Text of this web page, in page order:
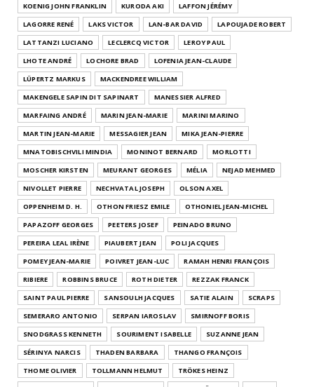
KOENIG JOHN FRANKLIN
KURODA AKI
LAFFON JÉRÉMY
LAGORRE RENÉ
LAKS VICTOR LAN-BAR DAVID
LAPOUJADE ROBERT
LATTANZI LUCIANO
LECLERCQ VICTOR
LEROY PAUL
LHOTE ANDRÉ
LOCHORE BRAD
LOFENIA JEAN-CLAUDE
LÜPERTZ MARKUS
MACKENDREE WILLIAM
MAKENGELE SAPIN DIT SAPINART
MANESSIER ALFRED
MARFAING ANDRÉ
MARIN JEAN-MARIE
MARINI MARINO
MARTIN JEAN-MARIE
MESSAGIER JEAN
MIKA JEAN-PIERRE
MNATOBISCHVILI MINDIA
MONINOT BERNARD
MORLOTTI
MOSCHER KIRSTEN
MEURANT GEORGES MÉLIA
NEJAD MEHMED
NIVOLLET PIERRE
NECHVATAL JOSEPH
OLSON AXEL
OPPENHEIM D. H.
OTHON FRIESZ EMILE
OTHONIEL JEAN-MICHEL
PAPAZOFF GEORGES
PEETERS JOSEF
PEINADO BRUNO
PEREIRA LEAL IRÈNE
PIAUBERT JEAN
POLI JACQUES
POMEY JEAN-MARIE
POIVRET JEAN-LUC
RAMAH HENRI FRANÇOIS
RIBIERE
ROBBINS BRUCE ROTH DIETER
REZZAK FRANCK
SAINT PAUL PIERRE
SANSOULH JACQUES SATIE ALAIN
SCRAPS
SEMERARO ANTONIO
SERPAN IAROSLAV
SMIRNOFF BORIS
SNODGRASS KENNETH
SOURIMENT ISABELLE
SUZANNE JEAN
SÉRINYA NARCIS
THADEN BARBARA
THANGO FRANÇOIS
THOME OLIVIER
TOLLMANN HELMUT
TRÖKES HEINZ